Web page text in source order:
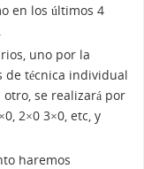
en los últimos 4
uno por la
de técnica individual
otro, se realizará por
2×0 3×0, etc, y
haremos